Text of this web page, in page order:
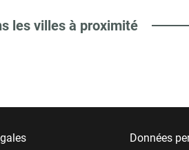
les villes à proximité
Données